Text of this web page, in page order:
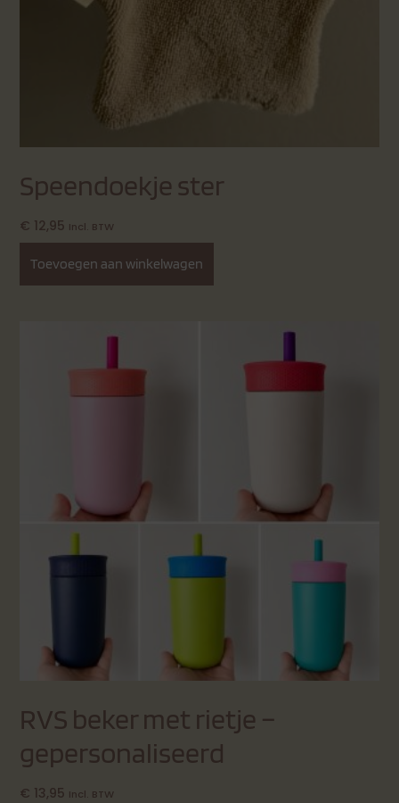
Speendoekje ster
€ 12,95 Incl. BTW
Toevoegen aan winkelwagen
RVS beker met rietje –
gepersonaliseerd
€ 13,95 Incl. BTW